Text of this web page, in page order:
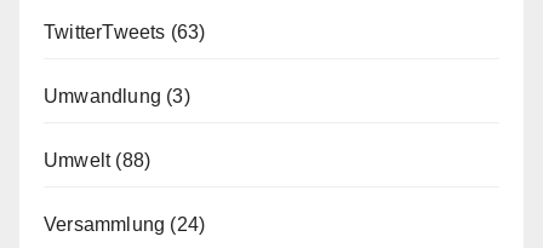
TwitterTweets (63)
Umwandlung (3)
Umwelt(88)
Versammlung (24)